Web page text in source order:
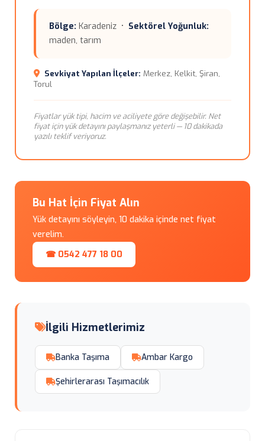
Bölge: Karadeniz • Sektörel Yoğunluk:
maden, tarım
Sevkiyat Yapılan İlçeler: Merkez, Kelkit, Şiran,
Torul
Fiyatlar yük tipi, hacim ve aciliyete göre değişebilir. Net
fiyat için yük detayını paylaşmanız yeterli — 10 dakikada
yazılı teklif veriyoruz.
Bu Hat İçin Fiyat Alın
Yük detayını söyleyin, 10 dakika içinde net fiyat
verelim.
☎ 0542 477 18 00
İlgili Hizmetlerimiz
Banka Taşıma Ambar Kargo
Şehirlerarası Taşımacılık